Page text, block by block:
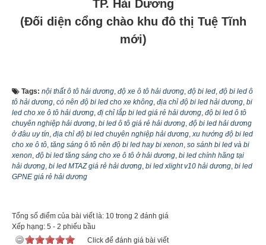
TP. Hải Dương
(Đối diện cổng chào khu đô thị Tuệ Tĩnh
mới)
Tags: nội thất ô tô hải dương độ xe ô tô hải dương độ bi led độ bi led ô
tô hải dương có nên độ bi led cho xe không địa chỉ độ bi led hải dương bi
led cho xe ô tô hải dương đị chỉ lắp bi led giá rẻ hải dương độ bi led ô tô
chuyên nghiệp hải dương bi led ô tô giá rẻ hải dương độ bi led hải dương
ở đâu uy tín địa chỉ độ bi led chuyên nghiệp hải dương xu hướng độ bi led
cho xe ô tô tăng sáng ô tô nên độ bi led hay bi xenon so sánh bi led và bi
xenon độ bi led tăng sáng cho xe ô tô ở hải dương bi led chính hãng tại
hải dương bi led MTAZ giá rẻ hải dương bi led xlight v10 hải dương bi led
GPNE giá rẻ hải dương
Tổng số điểm của bài viết là: 10 trong 2 đánh giá
Xếp hạng: 5 - 2 phiếu bầu
Click để đánh giá bài viết